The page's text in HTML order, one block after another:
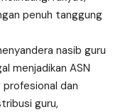
penuh tanggung
nasib guru
menjadikan ASN
profesional dan
guru,